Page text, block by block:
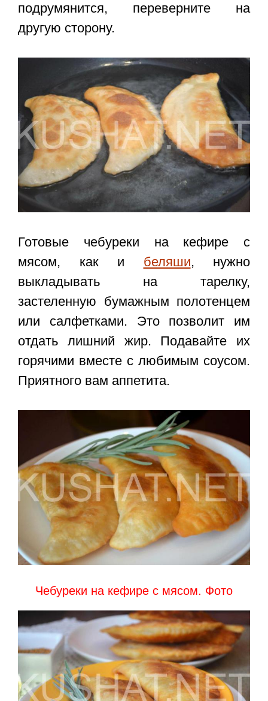
подрумянится, переверните на
другую сторону.
Готовые чебуреки на кефире с
мясом, как и беляши, нужно
выкладывать на тарелку,
застеленную бумажным полотенцем
или салфетками. Это позволит им
отдать лишний жир. Подавайте их
горячими вместе с любимым соусом.
Приятного вам аппетита.
Чебуреки на кефире с мясом. Фото